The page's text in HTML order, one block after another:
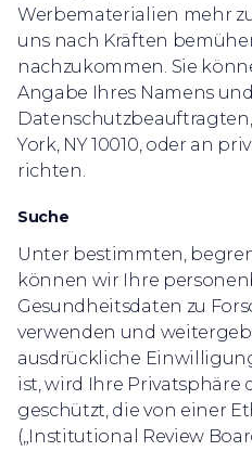
Werbematerialien mehr
uns nach Kräften
nachzukommen. Sie
Angabe Ihres Namens
Datenschutzbeauftragten,
York, NY 10010, oder an
richten.
Suche
Unter bestimmten,
können wir Ihre
Gesundheitsdaten zu
verwenden und
ausdrückliche
ist, wird Ihre Privatsphäre
geschützt, die von einer
(„Institutional Review